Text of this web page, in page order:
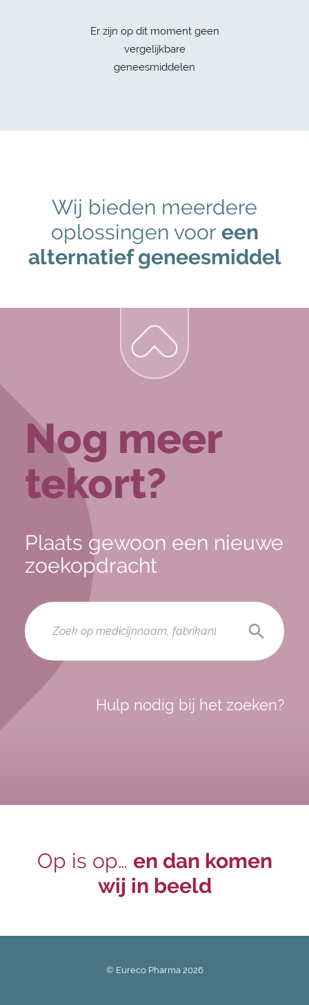
Er zijn op dit moment geen
vergelijkbare
geneesmiddelen
Wij bieden meerdere
oplossingen voor een
alternatief geneesmiddel
Nog meer
tekort?
Plaats gewoon een nieuwe
zoekopdracht
Hulp nodig bij het zoeken?
Op is op… en dan komen
wij in beeld
© Eureco Pharma 2026